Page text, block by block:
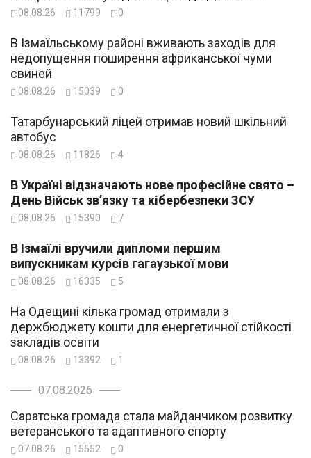
08.08.26 11799 0
В Ізмаїльському районі вживають заходів для
недопущення поширення африканської чуми
свиней
08.08.26 15039 0
Татарбунарський ліцей отримав новий шкільний
автобус
08.08.26 11826 4
В Україні відзначають нове професійне свято –
День Військ зв’язку та кібербезпеки ЗСУ
08.08.26 15390 7
В Ізмаїлі вручили дипломи першим
випускникам курсів гагаузької мови
08.08.26 16335 5
На Одещині кілька громад отримали з
держбюджету кошти для енергетичної стійкості
закладів освіти
08.08.26 13392 1
07.08.2026
Саратська громада стала майданчиком розвитку
ветеранського та адаптивного спорту
07.08.26 15552 0